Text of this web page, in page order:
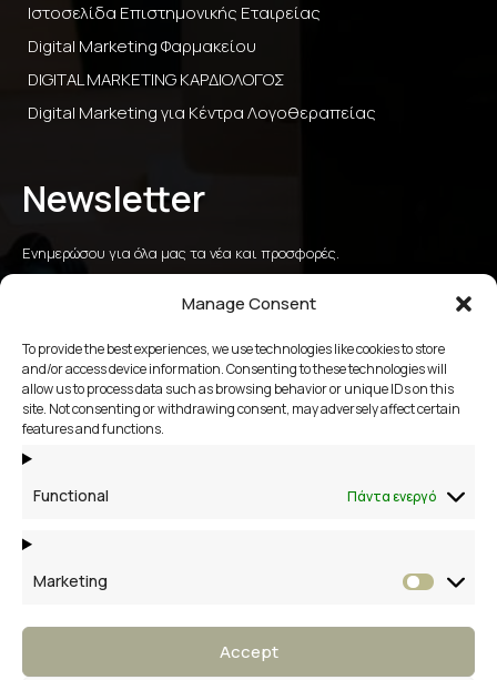
Manage Consent
To provide the best experiences, we use technologies like cookies to store
and/or access device information. Consenting to these technologies will
allow us to process data such as browsing behavior or unique IDs on this
site. Not consenting or withdrawing consent, may adversely affect certain
features and functions.
Functional Πάντα ενεργό
Marketing
Accept
Ιστοσελίδα Επιστημονικής Εταιρείας
Digital Marketing Φαρμακείου
DIGITAL MARKETING ΚΑΡΔΙΟΛΟΓΟΣ
Digital Marketing για Κέντρα Λογοθεραπείας
Newsletter
Ενημερώσου για όλα μας τα νέα και προσφορές.
αποστολή
2109658356